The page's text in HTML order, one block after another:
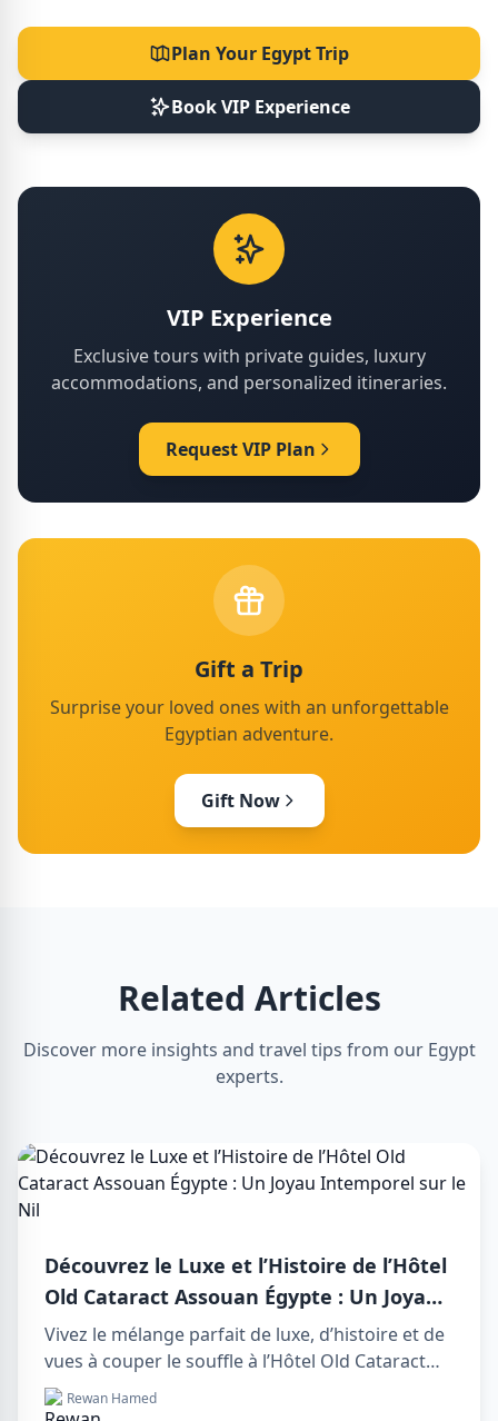
Plan Your Egypt Trip
Book VIP Experience
VIP Experience
Exclusive tours with private guides, luxury
accommodations, and personalized itineraries.
Request VIP Plan
Gift a Trip
Surprise your loved ones with an unforgettable
Egyptian adventure.
Gift Now
Related Articles
Discover more insights and travel tips from our Egypt
experts.
Découvrez le Luxe et l’Histoire de l’Hôtel
Old Cataract Assouan Égypte : Un Joyau
Intemporel sur le Nil
Vivez le mélange parfait de luxe, d’histoire et de
vues à couper le souffle à l’Hôtel Old Cataract
Assouan Égypte. Explorez des day tours in luxor
egypt inoubliables et profitez d’un day trip to
Rewan Hamed